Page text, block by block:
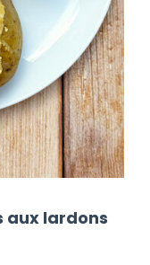
aux lardons